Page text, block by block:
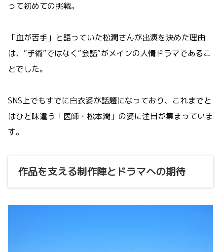
って初めての挑戦。
「血が苦手」と語っていた松潤さんが出演を決めた理由
は、“手術”ではなく“会話”がメインの人情ドラマであるこ
とでした。
SNS上でもすでに白衣姿が話題になっており、これまでと
はひと味違う「医師・松本潤」の姿に注目が集まっていま
す。
作品を支える制作陣とドラマへの期待